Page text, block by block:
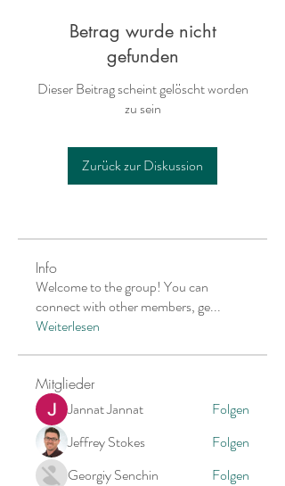
Betrag wurde nicht
gefunden
Dieser Beitrag scheint gelöscht worden
zu sein
Zurück zur Diskussion
Info
Welcome to the group! You can
connect with other members, ge...
Weiterlesen
Mitglieder
Jannat Jannat
Folgen
Jeffrey Stokes
Folgen
Georgiy Senchin
Folgen